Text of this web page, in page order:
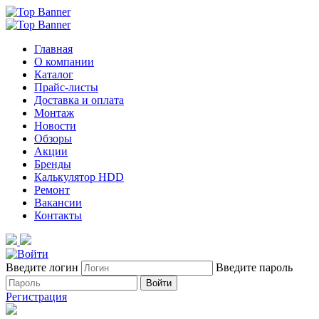
Главная
О компании
Каталог
Прайс-листы
Доставка и оплата
Монтаж
Новости
Обзоры
Акции
Бренды
Калькулятор HDD
Ремонт
Вакансии
Контакты
Введите логин Введите пароль
Войти
Регистрация